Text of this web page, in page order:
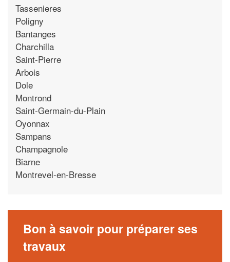
Tassenieres
Poligny
Bantanges
Charchilla
Saint-Pierre
Arbois
Dole
Montrond
Saint-Germain-du-Plain
Oyonnax
Sampans
Champagnole
Biarne
Montrevel-en-Bresse
Bon à savoir pour préparer ses
travaux